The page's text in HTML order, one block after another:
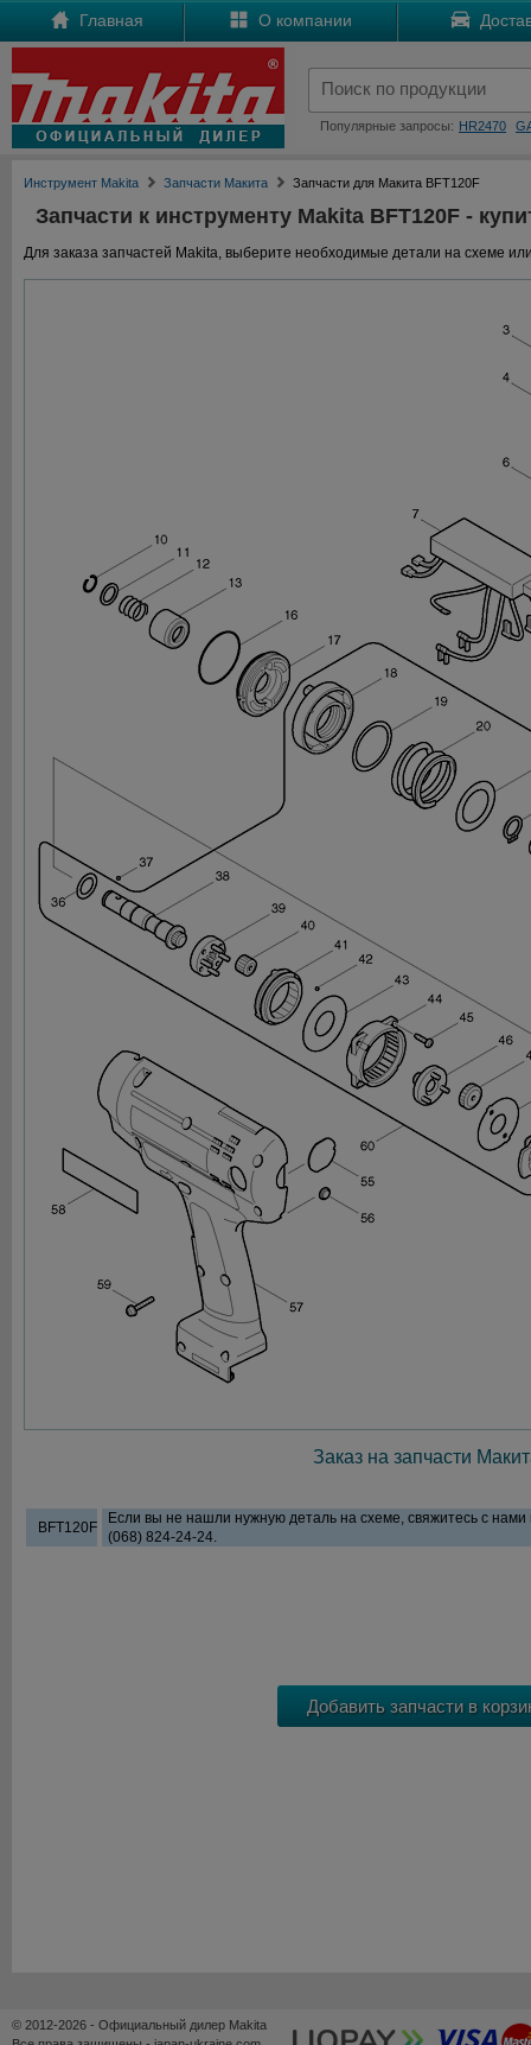
Главная О компании
Популярные запросы: HR2470
Инструмент Makita Запчасти Макита Запчасти для Макита BFT120F
Запчасти к инструменту Makita BFT120F -
Для заказа запчастей Makita, выберите необходимые детали на схеме
Заказ на запчасти
BFT120F
Если вы не нашли нужную деталь на схеме, свяжитесь с
(068) 824-24-24.
© 2012-2026 - Официальный дилер Makita